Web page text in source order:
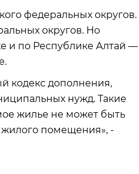
федеральных округов.
округов. Но
и по Республике Алтай​ —
кодекс дополнения,
нужд. Такие
жилье не может быть
помещения», -